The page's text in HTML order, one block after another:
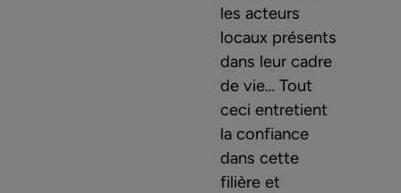
les acteurs
locaux présents
dans leur cadre
de vie… Tout
ceci entretient
la confiance
dans cette
filière et